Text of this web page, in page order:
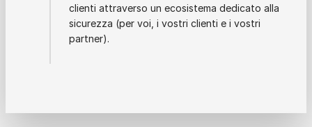
clienti attraverso un ecosistema dedicato alla
sicurezza (per voi, i vostri clienti e i vostri
partner).